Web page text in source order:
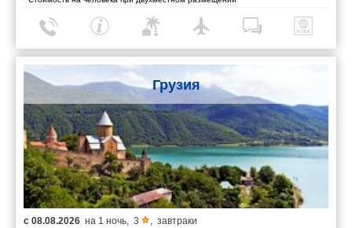
Грузия
с 08.08.2026 на 1 ночь, 3 , завтраки